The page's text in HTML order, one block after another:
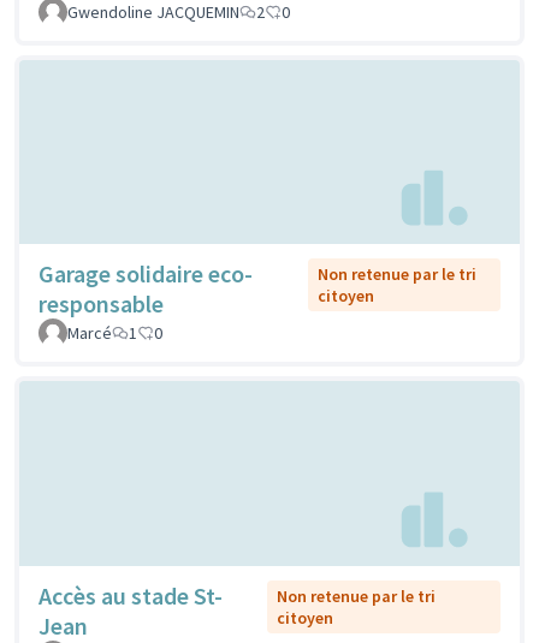
Gwendoline JACQUEMIN 2 0
Garage solidaire eco-
responsable
Non retenue par le tri
citoyen
Marcé
1 0
Accès au stade St-
Jean
Non retenue par le tri
citoyen